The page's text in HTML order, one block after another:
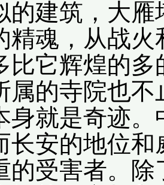
的建筑，
精魂，从战
比它辉煌的
属的寺院也
身就是奇迹
长安的地位
的受害者。